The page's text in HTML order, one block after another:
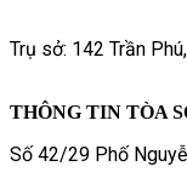
Trụ sở: 142 Trần
THÔNG TIN TÒA
Số 42/29 Phố